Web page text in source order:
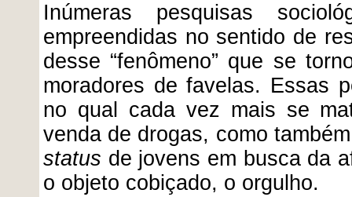
Inúmeras pesquisas
empreendidas no sentido de
desse “fenômeno” que se
moradores de favelas. Essas
no qual cada vez mais se
venda de drogas, como
status de jovens em busca da
o objeto cobiçado, o orgulho.